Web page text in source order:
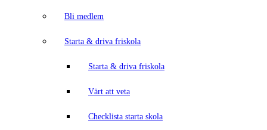
Bli medlem
Starta & driva friskola
Starta & driva friskola
Värt att veta
Checklista starta skola